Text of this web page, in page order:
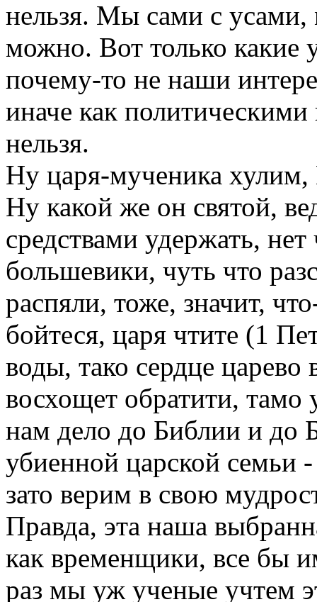
нельзя. Мы сами с усами,
можно. Вот только какие
почему-то не наши
иначе как политическими
нельзя.
Ну царя-мученика
Ну какой же он святой,
средствами удержать,
большевики, чуть что
распяли, тоже, значит,
бойтеся, царя чтите (1
воды, тако сердце
восхощет обратити,
нам дело до Библии и до
убиенной царской семьи
зато верим в свою
Правда, эта наша
как временщики, все бы
раз мы уж ученые учтем